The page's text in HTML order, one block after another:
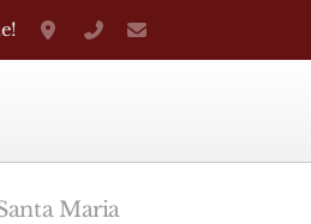
Grand-Rue 38, Genève
+41 22 310 38 75
Maria